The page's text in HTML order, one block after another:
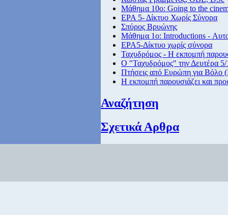
Μάθημα 10ο: Going to the
ΕΡΑ 5- Δίκτυο Χωρίς Σύνορα
Σπύρος Βρυώνης
Μάθημα 1ο: Introductions -
ΕΡΑ5-Δίκτυο χωρίς σύνορα
Ταχυδρόμος - Η εκπομπή
Ο "Ταχυδρόμος" την Δευτέρα 5/
Πτήσεις από Eυρώπη για Βόλο
Η εκπομπή παρουσιάζει και
Αναζήτηση
Σχετικά Αρθρα